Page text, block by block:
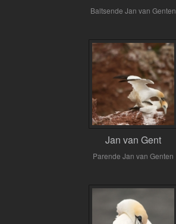
Baltsende Jan van Genten
Jan van Gent
Parende Jan van Genten